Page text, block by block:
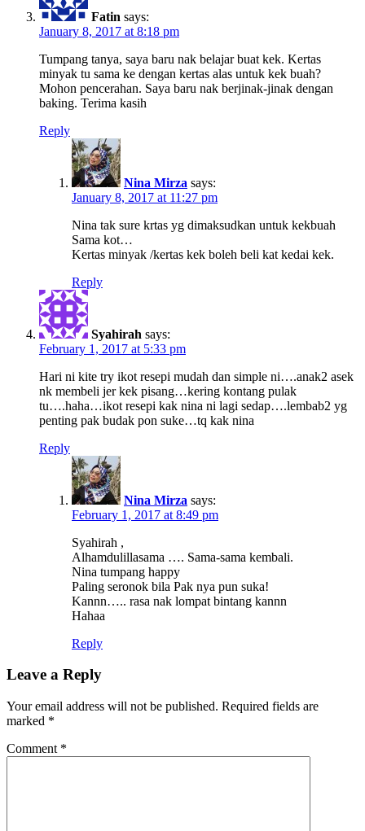
Fatin says:
January 8, 2017 at 8:18 pm
Tumpang tanya, saya baru nak belajar buat kek. Kertas
minyak tu sama ke dengan kertas alas untuk kek buah?
Mohon pencerahan. Saya baru nak berjinak-jinak dengan
baking. Terima kasih
Reply
Nina Mirza says:
January 8, 2017 at 11:27 pm
Nina tak sure krtas yg dimaksudkan untuk kekbuah
Sama kot…
Kertas minyak /kertas kek boleh beli kat kedai kek.
Reply
Syahirah says:
February 1, 2017 at 5:33 pm
Hari ni kite try ikot resepi mudah dan simple ni….anak2 asek
nk membeli jer kek pisang…kering kontang pulak
tu….haha…ikot resepi kak nina ni lagi sedap….lembab2 yg
penting pak budak pon suke…tq kak nina
Reply
Nina Mirza says:
February 1, 2017 at 8:49 pm
Syahirah ,
Alhamdulillasama …. Sama-sama kembali.
Nina tumpang happy
Paling seronok bila Pak nya pun suka!
Kannn….. rasa nak lompat bintang kannn
Hahaa
Reply
Leave a Reply
Your email address will not be published. Required fields are
marked *
Comment *